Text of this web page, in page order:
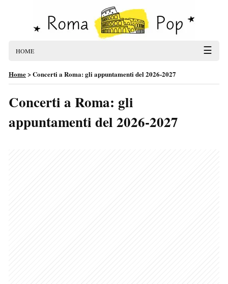
HOME ☰
Home>Concerti a Roma: gli appuntamenti del 2026-2027
Concerti a Roma: gli
appuntamenti del 2026-2027